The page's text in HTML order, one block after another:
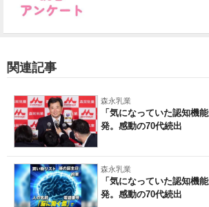
関連記事
森永乳業
「気になっていた認知機
発。感動の70代続出
森永乳業
「気になっていた認知機
発。感動の70代続出